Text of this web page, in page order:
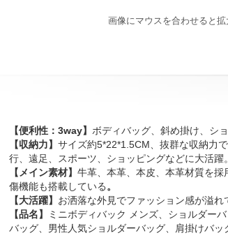
画像にマウスを合わせると拡
【便利性：3way】 ボディバッグ、斜め掛け、シ
【収納力】 サイズ約5*22*1.5CM、抜群な収納力
行、遠足、スポーツ、ショッピングなどに大活躍。
【メイン素材】 牛革、本革、本皮、本革材質を
傷機能も搭載している。
【大活躍】 お洒落な外見でファッション感が溢
【品名】
ミニボディバック メンズ、ショルダー
バッグ、男性人気ショルダーバッグ、肩掛けバッ